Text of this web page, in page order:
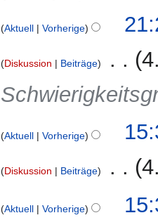
Aktuell Vorherige
Diskussion Beiträge
Aktuell Vorherige
Diskussion Beiträge
eAktuell Vorherige